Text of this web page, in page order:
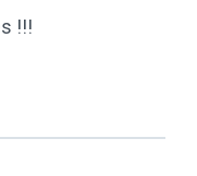
!!!